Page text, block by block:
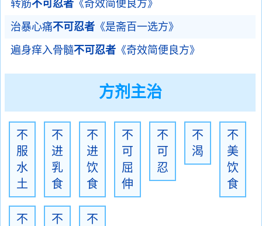
转筋不可忍者 《奇效简便良方》
治暴心痛不可忍者 《是斋百一选方》
遍身痒入骨髓不可忍者 《奇效简便良方》
方剂主治
不
服
水
土
不
进
乳
食
不
进
饮
食
不
可
屈
伸
不
可
忍
不
渴
不
美
饮
食
不
不
不